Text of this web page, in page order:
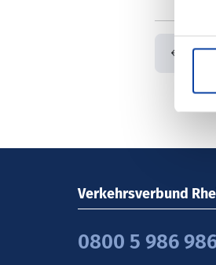
Verkehrsverbund
0800 5 986